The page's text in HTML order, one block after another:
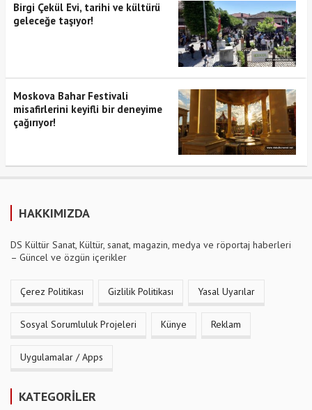
Birgi Çekül Evi, tarihi ve kültürü
geleceğe taşıyor!
Moskova Bahar Festivali
misafirlerini keyifli bir deneyime
çağırıyor!
HAKKIMIZDA
DS Kültür Sanat, Kültür, sanat, magazin, medya ve röportaj haberleri
– Güncel ve özgün içerikler
Çerez Politikası Gizlilik Politikası Yasal Uyarılar
Sosyal Sorumluluk Projeleri Künye Reklam
Uygulamalar / Apps
KATEGORİLER